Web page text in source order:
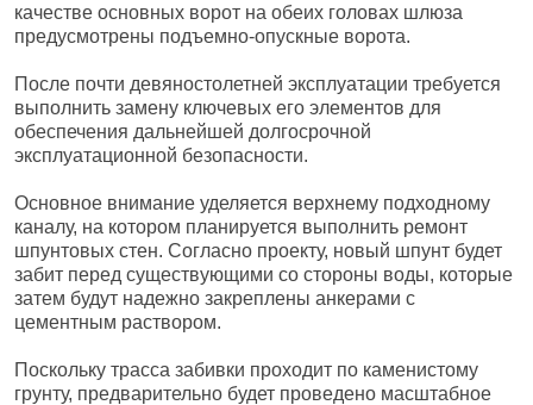
качестве основных ворот на обеих головах шлюза
предусмотрены подъемно-опускные ворота.
После почти девяностолетней эксплуатации требуется
выполнить замену ключевых его элементов для
обеспечения дальнейшей долгосрочной
эксплуатационной безопасности.
Основное внимание уделяется верхнему подходному
каналу, на котором планируется выполнить ремонт
шпунтовых стен. Согласно проекту, новый шпунт будет
забит перед существующими со стороны воды, которые
затем будут надежно закреплены анкерами с
цементным раствором.
Поскольку трасса забивки проходит по каменистому
грунту, предварительно будет проведено масштабное